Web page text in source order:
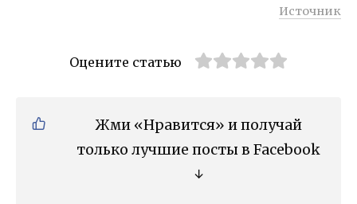
Источник
Оцените статью
Жми «Нравится» и получай
только лучшие посты в Facebook
↓